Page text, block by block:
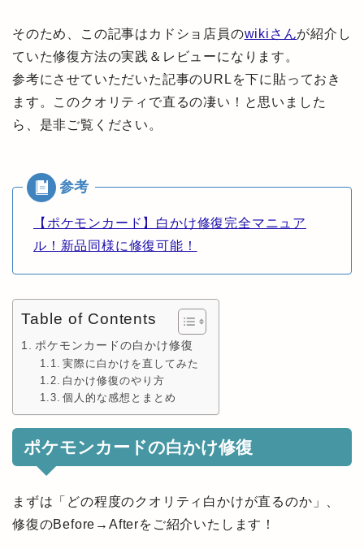
そのため、この記事はカドショ店員のwikiさんが紹介し
ていた修復方法の実践＆レビューになります。
参考にさせていただいた記事のURLを下に貼っておき
ます。このクオリティで直るの凄い！と思いました
ら、是非ご覧ください。
【ポケモンカード】白かけ修復完全マニュア
ル！新品同様に修復可能！
Table of Contents
ポケモンカードの白かけ修復
実際に白かけを直してみた
白かけ修復のやり方
個人的な感想とまとめ
ポケモンカードの白かけ修復
まずは「どの程度のクオリティ白かけが直るのか」、
修復のBefore→Afterをご紹介いたします！